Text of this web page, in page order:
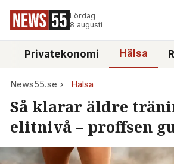
Lördag
8 augusti
Privatekonomi Hälsa
News55.se Hälsa
Så klarar äldre
elitnivå – proffsen